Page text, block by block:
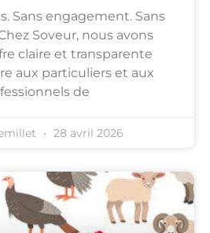
Sans engagement. Sans
Soveur, nous avons
claire et transparente
aux particuliers et aux
de
28 avril 2026